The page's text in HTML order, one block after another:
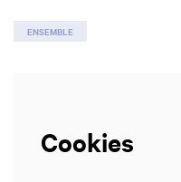
ENSEMBLE
Cookies